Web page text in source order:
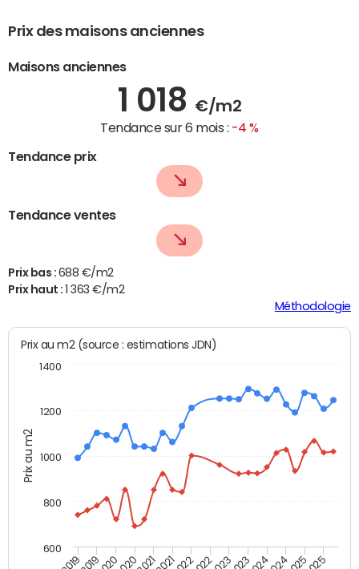
Prix des maisons anciennes
Maisons anciennes
1 018 €/m2
Tendance sur 6 mois : -4 %
Tendance prix
Tendance ventes
Prix bas : 688 €/m2
Prix haut :
1 363 €/m2
Méthodologie
Prix au m2
Prix au m2 (source : estimations JDN)
600
800
1000
1200
1400